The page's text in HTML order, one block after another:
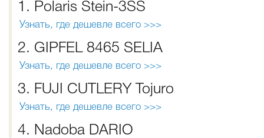
1. Polaris Stein-3SS
Узнать, где дешевле всего >>>
2. GIPFEL 8465 SELIA
Узнать, где дешевле всего >>>
3. FUJI CUTLERY Tojuro
Узнать, где дешевле всего >>>
4. Nadoba DARIO